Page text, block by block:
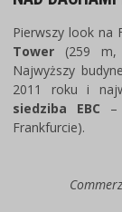
Pierwszy look na
Tower (259 m,
Najwyższy
2011 roku i
siedziba EBC –
Frankfurcie).